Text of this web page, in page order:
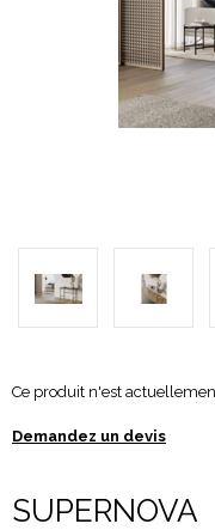
Ce produit n'est
Demandez un devis
SUPERNOVA